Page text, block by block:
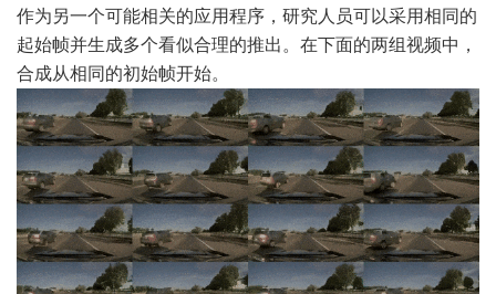
作为另一个可能相关的应用程序，研究人员可以采用相同的
起始帧并生成多个看似合理的推出。在下面的两组视频中，
合成从相同的初始帧开始。